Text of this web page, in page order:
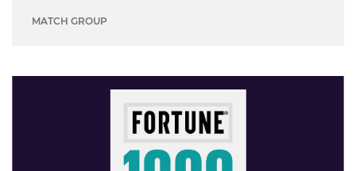
MATCH GROUP